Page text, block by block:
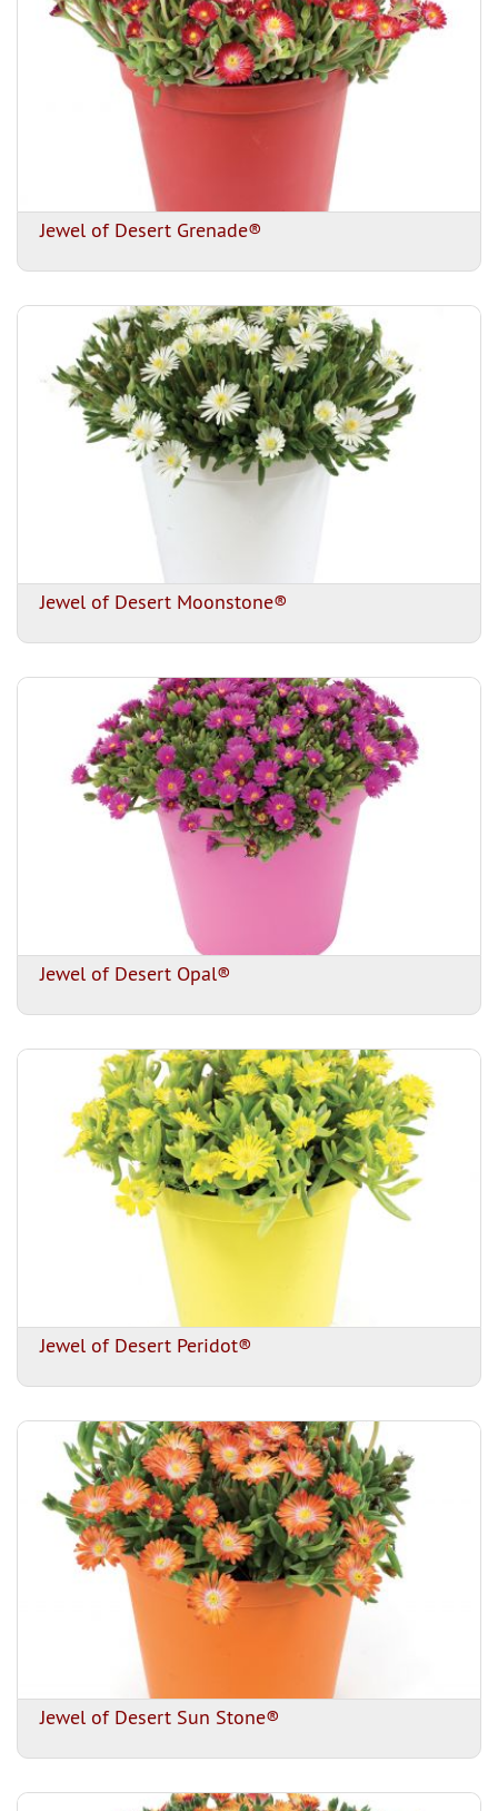
Jewel of Desert Grenade®
Jewel of Desert Moonstone®
Jewel of Desert Opal®
Jewel of Desert Peridot®
Jewel of Desert Sun Stone®